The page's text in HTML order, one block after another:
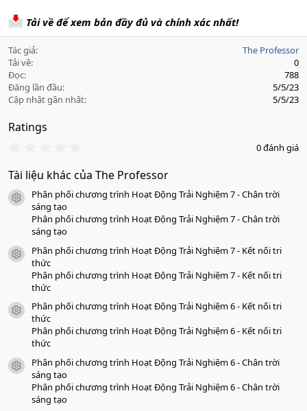
Tải về để xem bản đầy đủ và chính xác nhất!
Tác giả
The Professor
Tải về
0
Đọc
788
Đăng lần đầu
5/5/23
Cập nhật gần nhất
5/5/23
Ratings
0
0
a
0 đánh giá
Tài liệu khác của The Professor
icon tài liệu
Phân phối chương trình Hoạt Động Trải Nghiệm 7 - Chân trời
sáng tạo
Phân phối chương trình Hoạt Động Trải Nghiệm 7 - Chân trời
sáng tạo
icon tài liệu
Phân phối chương trình Hoạt Động Trải Nghiệm 7 - Kết nối tri
thức
Phân phối chương trình Hoạt Động Trải Nghiệm 7 - Kết nối tri
thức
icon tài liệu
Phân phối chương trình Hoạt Động Trải Nghiệm 6 - Kết nối tri
thức
Phân phối chương trình Hoạt Động Trải Nghiệm 6 - Kết nối tri
thức
icon tài liệu
Phân phối chương trình Hoạt Động Trải Nghiệm 6 - Chân trời
sáng tạo
Phân phối chương trình Hoạt Động Trải Nghiệm 6 - Chân trời
sáng tạo